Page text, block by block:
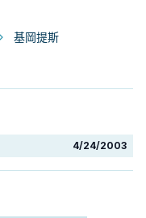
基岡提斯
4/24/2003